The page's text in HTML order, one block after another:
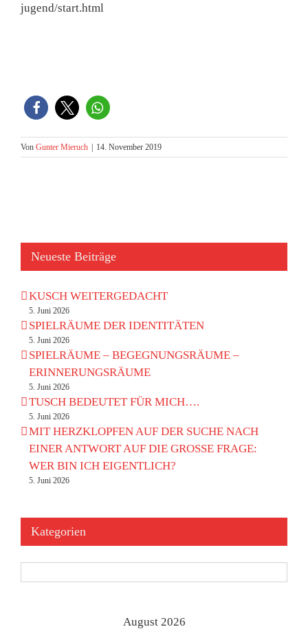
jugend/start.html
Von Gunter Mieruch 14. November 2019
Neueste Beiträge
KUSCH WEITERGEDACHT
5. Juni 2026
SPIELRÄUME DER IDENTITÄTEN
5. Juni 2026
SPIELRÄUME – BEGEGNUNGSRÄUME –
ERINNERUNGSRÄUME
5. Juni 2026
TUSCH BEDEUTET FÜR MICH….
5. Juni 2026
MIT HERZKLOPFEN AUF DER SUCHE NACH
EINER ANTWORT AUF DIE GROSSE FRAGE:
WER BIN ICH EIGENTLICH?
5. Juni 2026
Kategorien
August 2026